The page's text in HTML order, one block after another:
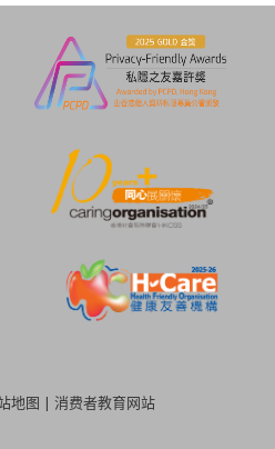
地图 | 消费者教育网站